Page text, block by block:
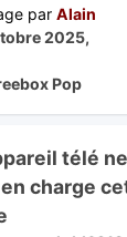
par Alain
2025,
Pop
télé ne
charge